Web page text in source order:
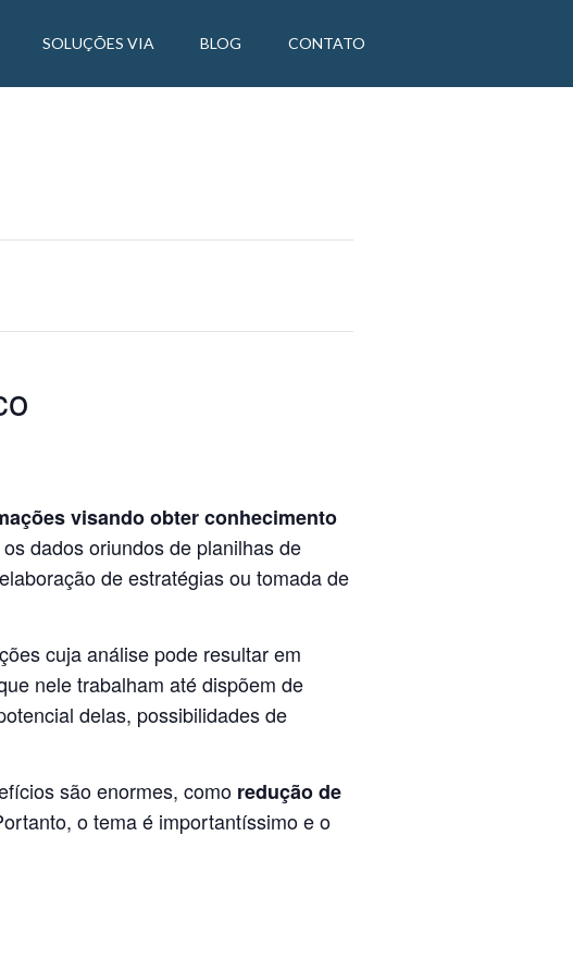
SOLUÇÕES VIA BLOG CONTATO
visando obter conhecimento
dados oriundos de planilhas de
de estratégias ou tomada de
cuja análise pode resultar em
nele trabalham até dispõem de
delas, possibilidades de
são enormes, como redução de
o tema é importantíssimo e o